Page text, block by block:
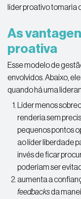
líder proativo tomaria
As
proativa
Esse modelo de
envolvidos. Abaixo,
quando há uma
Líder menos
renderia sem
pequenos pontos
ao líder liberdade
invés de ficar
poderiam ser
aumenta a
feedbacksda